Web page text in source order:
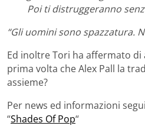
Poi ti distruggeranno
“Gli uomini sono spazzatura.
Ed inoltre Tori ha affermato di
prima volta che Alex Pall la
assieme?
Per news ed informazioni
“Shades Of Pop“